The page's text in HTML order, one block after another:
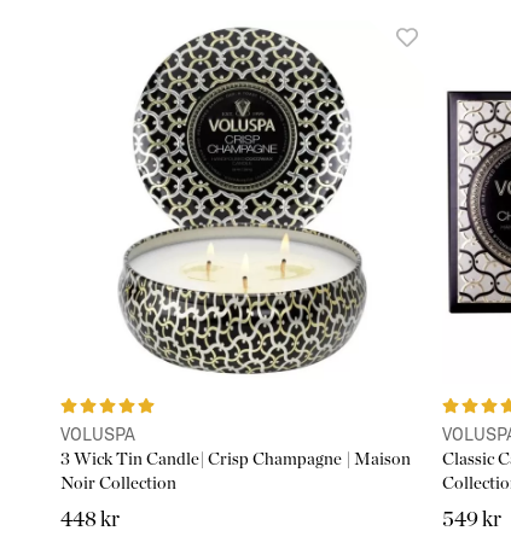
VOLUSPA
3 Wick Tin Candle| Crisp Champagne | Maison
Noir Collection
448 kr
Classic
549 kr